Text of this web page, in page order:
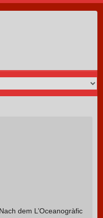
Nach dem L’Oceanogràfic